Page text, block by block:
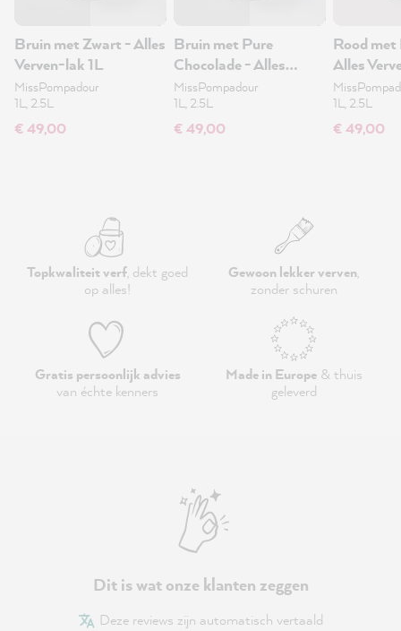
Bruin met Zwart - Alles
Verven-lak 1L
MissPompadour
1L, 2.5L
€ 49,00
Bruin met Pure
Chocolade - Alles
Verven-lak 1L
MissPompadour
1L, 2.5L
€ 49,00
Rood
Alles
1L, 2.5L
€ 49,00
Topkwaliteit verf, dekt goed
op alles!
Gewoon lekker verven,
zonder schuren
Gratis persoonlijk advies
van échte kenners
Made in Europe& thuis
geleverd
Dit is wat onze klanten zeggen
Deze reviews zijn automatisch vertaald